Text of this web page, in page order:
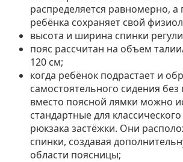
распределяется равномерно, а
ребёнка сохраняет свой
высота и ширина спинки
пояс рассчитан на объем
120 см;
когда ребёнок подрастает и
самостоятельного сидения
вместо поясной лямки можно
стандартные для
рюкзака застёжки. Они
спинки, создавая
области поясницы;